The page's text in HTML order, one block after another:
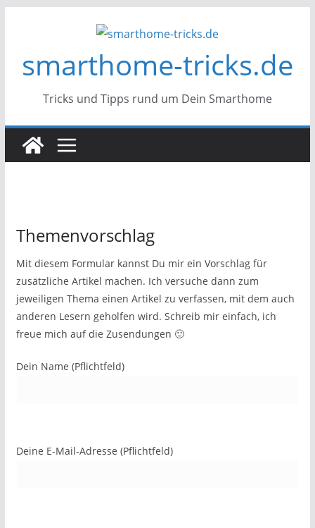
smarthome-tricks.de
Tricks und Tipps rund um Dein Smarthome
Themenvorschlag
Mit diesem Formular kannst Du mir ein Vorschlag für
zusätzliche Artikel machen. Ich versuche dann zum
jeweiligen Thema einen Artikel zu verfassen, mit dem auch
anderen Lesern geholfen wird. Schreib mir einfach, ich
freue mich auf die Zusendungen 🙂
Dein Name (Pflichtfeld)
Deine E-Mail-Adresse (Pflichtfeld)